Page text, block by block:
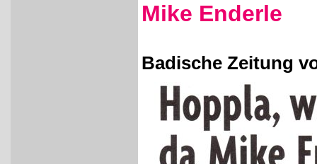
Mike Enderle
Badische Zeitung